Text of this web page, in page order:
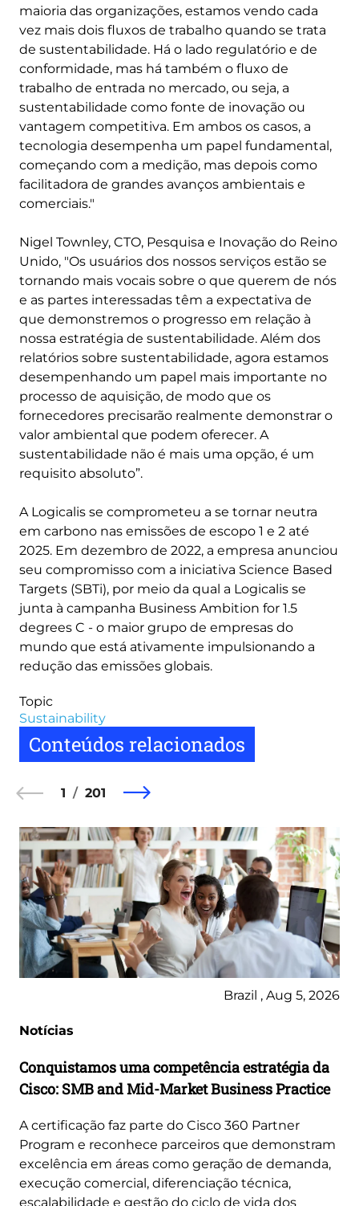
maioria das organizações, estamos vendo cada
vez mais dois fluxos de trabalho quando se trata
de sustentabilidade. Há o lado regulatório e de
conformidade, mas há também o fluxo de
trabalho de entrada no mercado, ou seja, a
sustentabilidade como fonte de inovação ou
vantagem competitiva. Em ambos os casos, a
tecnologia desempenha um papel fundamental,
começando com a medição, mas depois como
facilitadora de grandes avanços ambientais e
comerciais."
Nigel Townley, CTO, Pesquisa e Inovação do Reino
Unido, "Os usuários dos nossos serviços estão se
tornando mais vocais sobre o que querem de nós
e as partes interessadas têm a expectativa de
que demonstremos o progresso em relação à
nossa estratégia de sustentabilidade. Além dos
relatórios sobre sustentabilidade, agora estamos
desempenhando um papel mais importante no
processo de aquisição, de modo que os
fornecedores precisarão realmente demonstrar o
valor ambiental que podem oferecer. A
sustentabilidade não é mais uma opção, é um
requisito absoluto”.
A Logicalis se comprometeu a se tornar neutra
em carbono nas emissões de escopo 1 e 2 até
2025. Em dezembro de 2022, a empresa anunciou
seu compromisso com a iniciativa Science Based
Targets (SBTi), por meio da qual a Logicalis se
junta à campanha Business Ambition for 1.5
degrees C - o maior grupo de empresas do
mundo que está ativamente impulsionando a
redução das emissões globais.
Topic
Sustainability
Conteúdos relacionados
1 201
Brazil , Aug 5, 2026
Notícias
Conquistamos uma competência estratégia da
Cisco: SMB and Mid-Market Business Practice
A certificação faz parte do Cisco 360 Partner
Program e reconhece parceiros que demonstram
excelência em áreas como geração de demanda,
execução comercial, diferenciação técnica,
escalabilidade e gestão do ciclo de vida dos